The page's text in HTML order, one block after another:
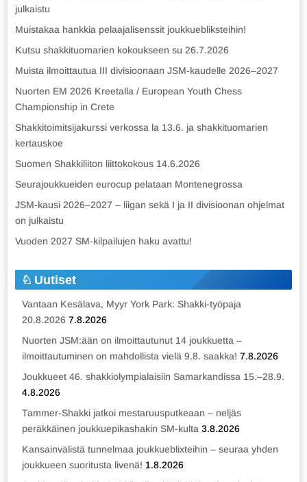
julkaistu
Muistakaa hankkia pelaajalisenssit joukkuebliksteihin!
Kutsu shakkituomarien kokoukseen su 26.7.2026
Muista ilmoittautua III divisioonaan JSM-kaudelle 2026–2027
Nuorten EM 2026 Kreetalla / European Youth Chess
Championship in Crete
Shakkitoimitsijakurssi verkossa la 13.6. ja shakkituomarien
kertauskoe
Suomen Shakkiliiton liittokokous 14.6.2026
Seurajoukkueiden eurocup pelataan Montenegrossa
JSM-kausi 2026–2027 – liigan sekä I ja II divisioonan ohjelmat
on julkaistu
Vuoden 2027 SM-kilpailujen haku avattu!
Uutiset
Vantaan Kesälava, Myyr York Park: Shakki-työpaja
20.8.2026 7.8.2026
Nuorten JSM:ään on ilmoittautunut 14 joukkuetta –
ilmoittautuminen on mahdollista vielä 9.8. saakka! 7.8.2026
Joukkueet 46. shakkiolympialaisiin Samarkandissa 15.–28.9.
4.8.2026
Tammer-Shakki jatkoi mestaruusputkeaan – neljäs
peräkkäinen joukkuepikashakin SM-kulta 3.8.2026
Kansainvälistä tunnelmaa joukkueblixteihin – seuraa yhden
joukkueen suoritusta livenä! 1.8.2026